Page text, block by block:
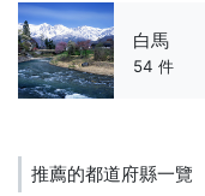
白馬
54 件
推薦的都道府縣一覽